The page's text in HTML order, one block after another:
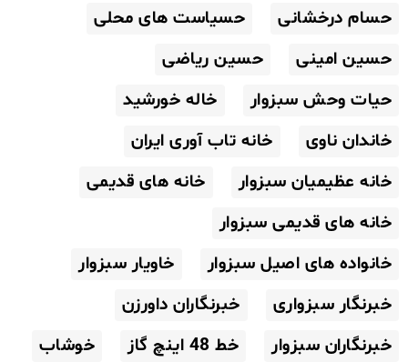
حسام درخشانی
حسیاست های محلی
حسین امینی
حسین ریاضی
حیات وحش سبزوار
خاله خورشید
خاندان ناوی
خانه تاب آوری ایران
خانه عظیمیان سبزوار
خانه های قدیمی
خانه های قدیمی سبزوار
خانواده های اصیل سبزوار
خاویار سبزوار
خبرنگار سبزواری
خبرنگاران داورزن
خبرنگاران سبزوار
خط 48 اینچ گاز
خوشاب